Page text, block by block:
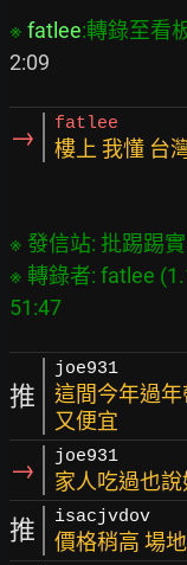
※ fatlee:轉錄至看
→ fatlee
樓上 我懂 台
※ 發信站: 批踢踢
※ 轉錄者: fatlee
推
joe931
這間今年過
又便宜
→ joe931
家人吃過也
推 isacjvdov
價格稍高 場